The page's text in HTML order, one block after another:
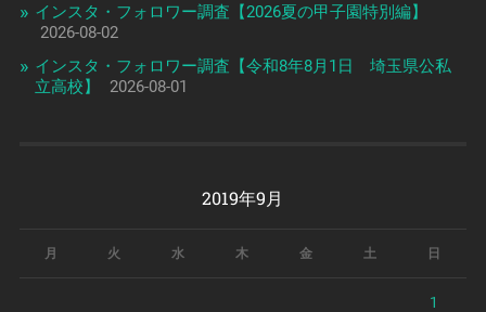
インスタ・フォロワー調査【2026夏の甲子園特別編】
2026-08-02
インスタ・フォロワー調査【令和8年8月1日 埼玉県公私
立高校】
2026-08-01
2019年9月
月 火 水 木 金 土 日
1